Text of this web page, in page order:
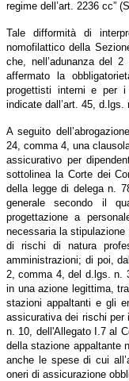
regime dell’art. 2236 cc”
Tale difformità di
nomofilattico della
che, nell’adunanza del
affermato la
progettisti interni e per
indicate dall’art. 45, d.lgs.
A seguito
24, comma 4, una
assicurativo per
sottolinea la Corte dei
della legge di delega n.
generale secondo il
progettazione a
necessaria la
di rischi di natura
amministrazioni; di poi,
2, comma 4, del d.lgs. n.
in una azione legittima,
stazioni appaltanti e gli
assicurativa dei rischi per
n. 10, dell'Allegato I.7 al
della stazione appaltante
anche le spese di cui
oneri di assicurazione